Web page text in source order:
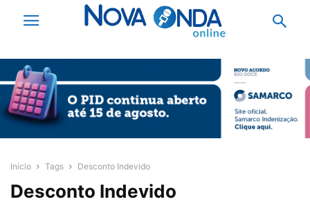
Início Tags Desconto Indevido
Desconto Indevido